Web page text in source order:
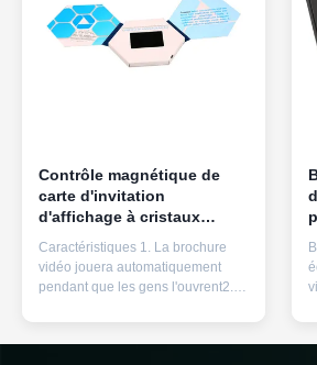
Contrôle magnétique de
carte d'invitation
d'affichage à cristaux
liquides de 2,4 pouces de
papier d'imprimerie de
CMYK
Caractéristiques 1. La brochure
vidéo jouera automatiquement
pendant que les gens l'ouvrent2.
activée par un interrupteur activé /
désactivé, commutateur